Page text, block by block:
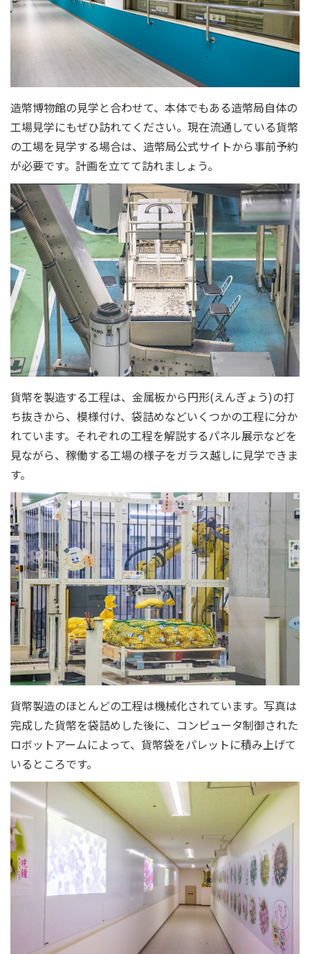
造幣博物館の見学と合わせて、本体でもある造幣局自体の
工場見学にもぜひ訪れてください。現在流通している貨幣
の工場を見学する場合は、造幣局公式サイトから事前予約
が必要です。計画を立てて訪れましょう。
貨幣を製造する工程は、金属板から円形(えんぎょう)の打
ち抜きから、模様付け、袋詰めなどいくつかの工程に分か
れています。それぞれの工程を解説するパネル展示などを
見ながら、稼働する工場の様子をガラス越しに見学できま
す。
貨幣製造のほとんどの工程は機械化されています。写真は
完成した貨幣を袋詰めした後に、コンピュータ制御された
ロボットアームによって、貨幣袋をパレットに積み上げて
いるところです。